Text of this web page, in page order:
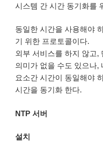
시스템 간 시간 동기화를
동일한 시간을 사용해야
기 위한 프로토콜이다.
외부 서비스를 하지 않고,
의미가 없을 수도 있으나,
요소간 시간이 동일해야
시간을 동기화 한다.
NTP 서버
설치